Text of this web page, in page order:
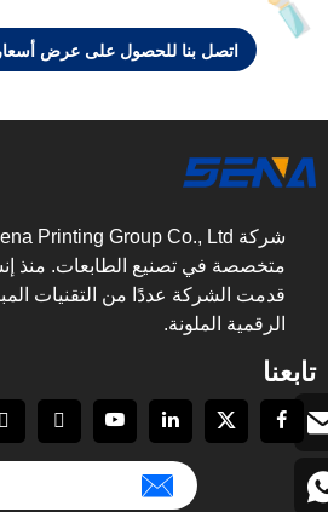
اتصل بنا للحصول على عرض
قدمت الشركة عددًا من التقنيات
الرقمية الملونة.
تابعنا